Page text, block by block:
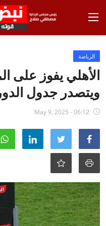
تسجيل الدخول
الرئيسية
الاخبار
الاقتصاد
الحوادث
التعليم
الطب والعلوم
الفن والثقافة
الرياضة
الأهلي يفوز على
ويتصدر جدول
May 9, 2025 - 06:12